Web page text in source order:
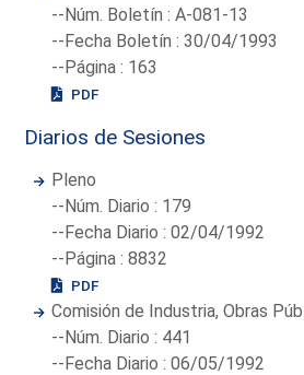
--Núm. Boletín : A-081-13
--Fecha Boletín : 30/04/1993
--Página : 163
PDF
Diarios de Sesiones
Pleno
--Núm. Diario : 179
--Fecha Diario : 02/04/1992
--Página : 8832
PDF
Comisión de Industria, Obras
--Núm. Diario : 441
--Fecha Diario : 06/05/1992